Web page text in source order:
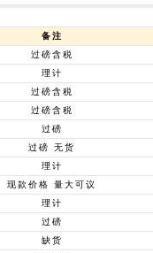
备注
过磅含税
理计
过磅含税
过磅含税
过磅
过磅 无货
理计
现款价格 量大可议
理计
过磅
缺货